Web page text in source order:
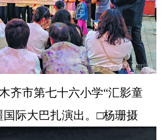
齐市第七十六小学“汇影童
国际大巴扎演出。□杨珊摄